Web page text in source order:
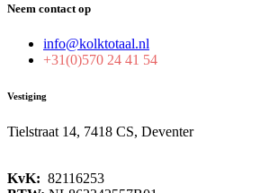
Neem contact op
info@kolktotaal.nl
+31(0)570 24 41 54
Vestiging
Tielstraat 14, 7418 CS, Deventer
KvK: 82116253